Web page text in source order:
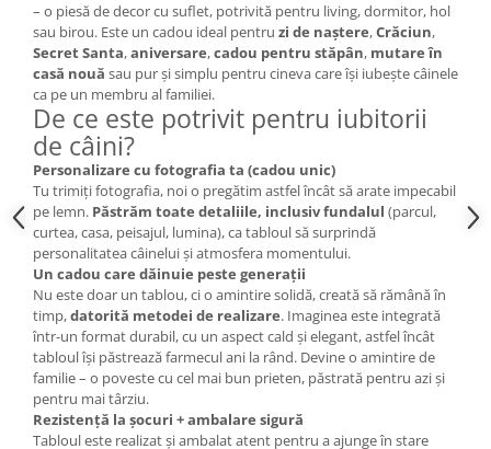
– o piesă de decor cu suflet, potrivită pentru living, dormitor, hol
sau birou. Este un cadou ideal pentru zi de naștere,Crăciun,
Secret Santa,aniversare,cadou pentru stăpân, mutare în
casă nouă sau pur și simplu pentru cineva care își iubește câinele
ca pe un membru al familiei.
De ce este potrivit pentru iubitorii
de câini?
Personalizare cu fotografia ta (cadou unic)
Tu trimiți fotografia, noi o pregătim astfel încât să arate impecabil
pe lemn. Păstrăm toate detaliile, inclusiv fundalul (parcul,
curtea, casa, peisajul, lumina), ca tabloul să surprindă
personalitatea câinelui și atmosfera momentului.
Un cadou care dăinuie peste generații
Nu este doar un tablou, ci o amintire solidă, creată să rămână în
timp,datorită metodei de realizare. Imaginea este integrată
într-un format durabil, cu un aspect cald și elegant, astfel încât
tabloul își păstrează farmecul ani la rând. Devine o amintire de
familie – o poveste cu cel mai bun prieten, păstrată pentru azi și
pentru mai târziu.
Rezistență la șocuri + ambalare sigură
Tabloul este realizat și ambalat atent pentru a ajunge în stare